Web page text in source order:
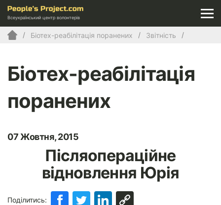
Всеукраїнський центр волонтерів
Біотех-реабілітація поранених Звітність
Біотех-реабілітація
поранених
07 Жовтня, 2015
Післяопераційне
відновлення Юрія
Поділитись: